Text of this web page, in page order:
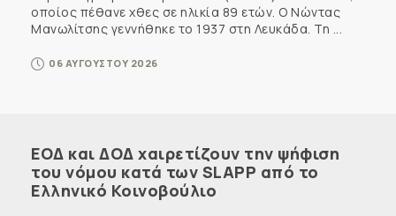
οποίος πέθανε χθες σε ηλικία 89 ετών. Ο Νώντας
Μανωλίτσης γεννήθηκε το 1937 στη Λευκάδα. Τη ...
06 ΑΥΓΟΥΣΤΟΥ 2026
ΕΟΔ και ΔΟΔ χαιρετίζουν την ψήφιση
του νόμου κατά των SLAPP από το
Ελληνικό Κοινοβούλιο